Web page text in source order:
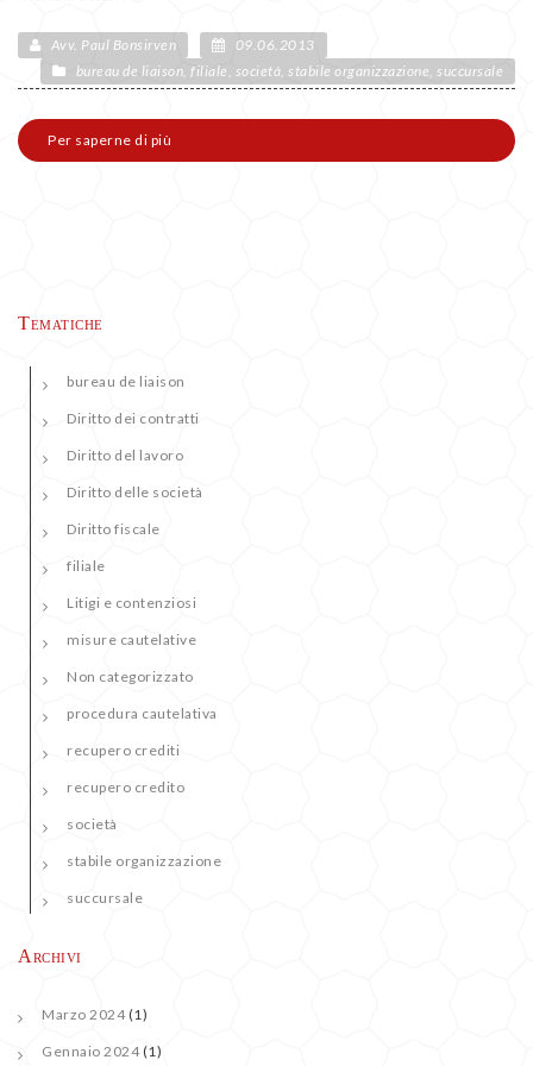
Avv. Paul Bonsirven
09.06.2013
bureau de liaison, filiale , società, stabile organizzazione, succursale
Per saperne di più
Tematiche
bureau de liaison
Diritto dei contratti
Diritto del lavoro
Diritto delle società
Diritto fiscale
filiale
Litigi e contenziosi
misure cautelative
Non categorizzato
procedura cautelativa
recupero crediti
recupero credito
società
stabile organizzazione
succursale
Archivi
Marzo 2024(1)
Gennaio 2024(1)